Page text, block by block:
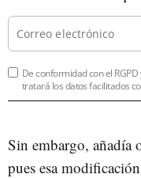
De conformidad con el RGPD
tratará los datos facilitados
Sin embargo, añadía
pues esa